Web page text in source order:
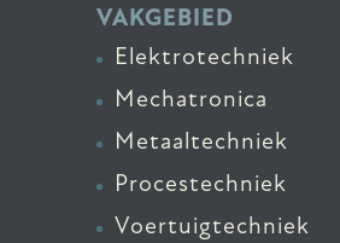
VAKGEBIED
Elektrotechniek
Mechatronica
Metaaltechniek
Procestechniek
Voertuigtechniek